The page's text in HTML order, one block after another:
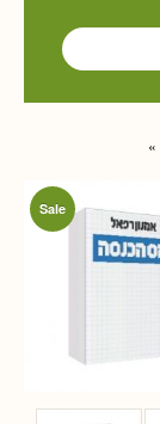
»
Sale